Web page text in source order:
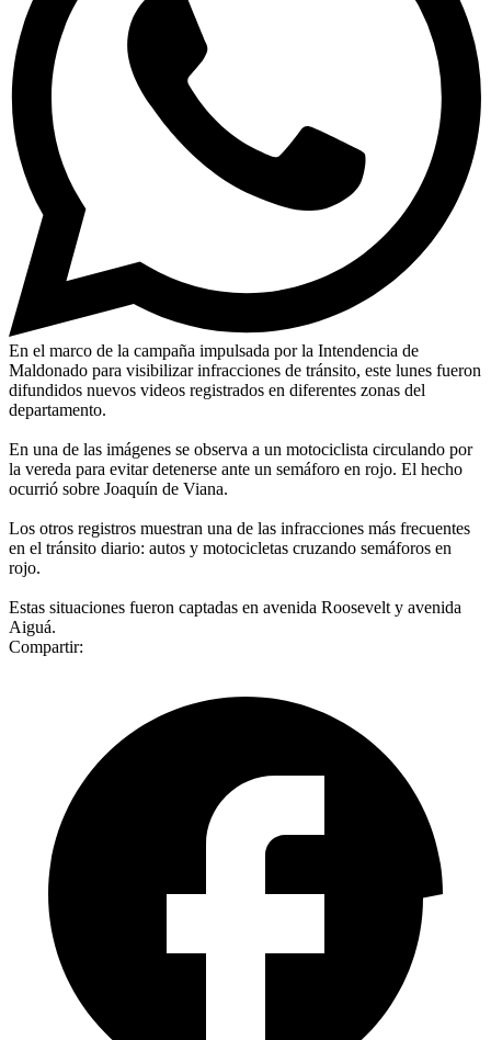
En el marco de la campaña impulsada por la Intendencia de
Maldonado para visibilizar infracciones de tránsito, este lunes fueron
difundidos nuevos videos registrados en diferentes zonas del
departamento.
En una de las imágenes se observa a un motociclista circulando por
la vereda para evitar detenerse ante un semáforo en rojo. El hecho
ocurrió sobre Joaquín de Viana.
Los otros registros muestran una de las infracciones más frecuentes
en el tránsito diario: autos y motocicletas cruzando semáforos en
rojo.
Estas situaciones fueron captadas en avenida Roosevelt y avenida
Aiguá.
Compartir: